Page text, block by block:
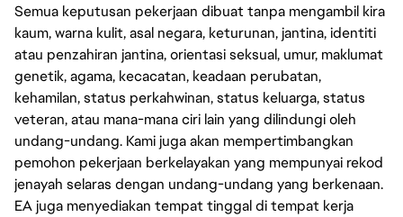
Semua keputusan pekerjaan dibuat tanpa mengambil kira
kaum, warna kulit, asal negara, keturunan, jantina, identiti
atau penzahiran jantina, orientasi seksual, umur, maklumat
genetik, agama, kecacatan, keadaan perubatan,
kehamilan, status perkahwinan, status keluarga, status
veteran, atau mana-mana ciri lain yang dilindungi oleh
undang-undang. Kami juga akan mempertimbangkan
pemohon pekerjaan berkelayakan yang mempunyai rekod
jenayah selaras dengan undang-undang yang berkenaan.
EA juga menyediakan tempat tinggal di tempat kerja